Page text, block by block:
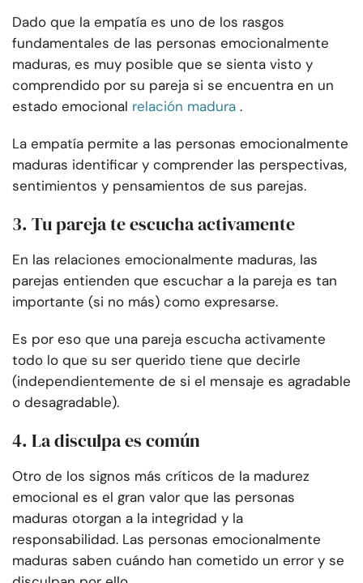
Dado que la empatía es uno de los rasgos
fundamentales de las personas emocionalmente
maduras, es muy posible que se sienta visto y
comprendido por su pareja si se encuentra en un
estado emocional relación madura .
La empatía permite a las personas emocionalmente
maduras identificar y comprender las perspectivas,
sentimientos y pensamientos de sus parejas.
3. Tu pareja te escucha activamente
En las relaciones emocionalmente maduras, las
parejas entienden que escuchar a la pareja es tan
importante (si no más) como expresarse.
Es por eso que una pareja escucha activamente
todo lo que su ser querido tiene que decirle
(independientemente de si el mensaje es agradable
o desagradable).
4. La disculpa es común
Otro de los signos más críticos de la madurez
emocional es el gran valor que las personas
maduras otorgan a la integridad y la
responsabilidad. Las personas emocionalmente
maduras saben cuándo han cometido un error y se